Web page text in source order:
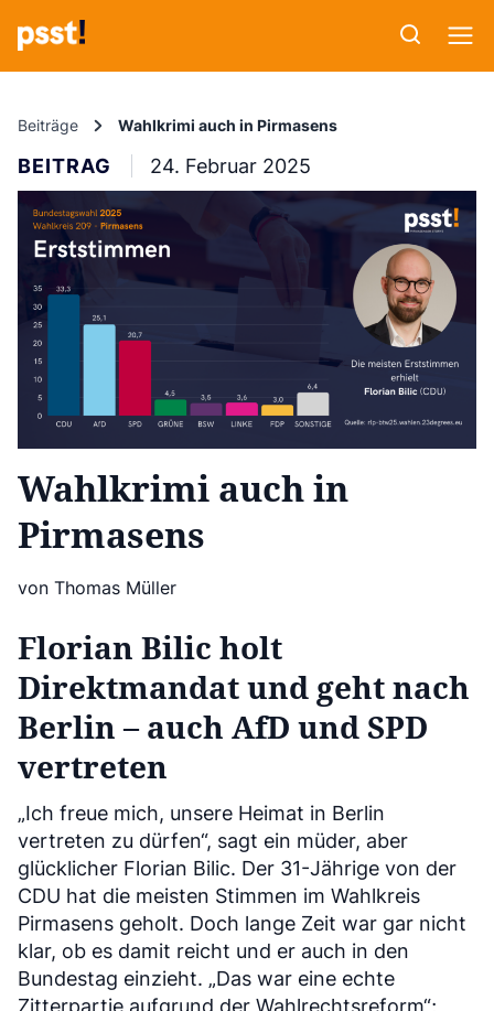
Beiträge Wahlkrimi auch in Pirmasens
BEITRAG 24. Februar 2025
Wahlkrimi auch in
Pirmasens
von Thomas Müller
Florian Bilic holt
Direktmandat und geht nach
Berlin – auch AfD und SPD
vertreten
„Ich freue mich, unsere Heimat in Berlin
vertreten zu dürfen“, sagt ein müder, aber
glücklicher Florian Bilic. Der 31-Jährige von der
CDU hat die meisten Stimmen im Wahlkreis
Pirmasens geholt. Doch lange Zeit war gar nicht
klar, ob es damit reicht und er auch in den
Bundestag einzieht. „Das war eine echte
Zitterpartie aufgrund der Wahlrechtsreform“;